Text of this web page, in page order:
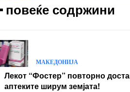
повеќе содржини
МАКЕДОНИЈА
Лекот “Фостер” повторно
аптеките ширум земјата!